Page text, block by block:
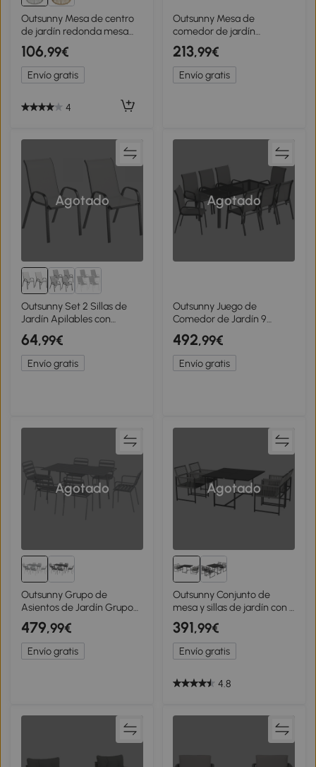
Outsunny Mesa de centro
de jardín redonda mesa
auxiliar de resina de
imitación de ratán y
tablero de vidrio templado
60x37 cm
106,99€
Envío gratis
4
Outsunny Mesa de
comedor de jardín
extensible para 6 personas
con tablero rectangular,
armazón de aluminio,
160x80x75 cm
213,99€
Envío gratis
Agotado
Outsunny Set 2 Sillas de
Jardín Apilables con
Reposabrazos Curvos, en
Acero y Tejido
Transpirable, 54x71x93 cm,
Gris Claro
64,99€
Envío gratis
Agotado
Outsunny Juego de
Comedor de Jardín 9
Piezas, Mesa y Sillas para 8
Personas, Set de Exterior
con Tablero en Vidrio
Templado, Gris
492,99€
Envío gratis
Agotado
Outsunny Grupo de
Asientos de Jardín Grupo
de Asientos al Aire Libre,
resistente a la intemperie,
150x80x74 cm
479,99€
Envío gratis
Agotado
Outsunny Conjunto de
mesa y sillas de jardín con 1
mesa de comedor y 4 sillas,
respaldo plegable, vidrio
templado
391,99€
Envío gratis
4.8